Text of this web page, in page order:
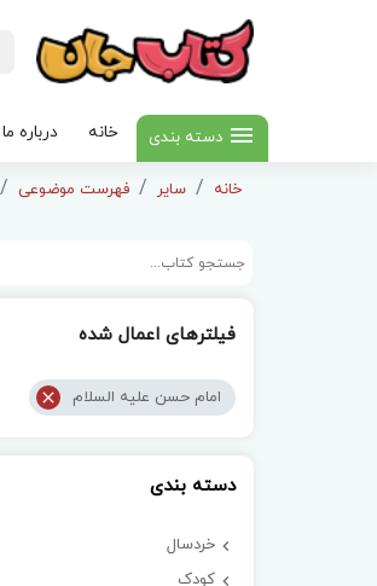
دسته بندی خانه درباره ما
خانه سایر فهرست موضوعی
فیلترهای اعمال شده
امام حسن علیه السلام
دسته بندی
خردسال
کودک